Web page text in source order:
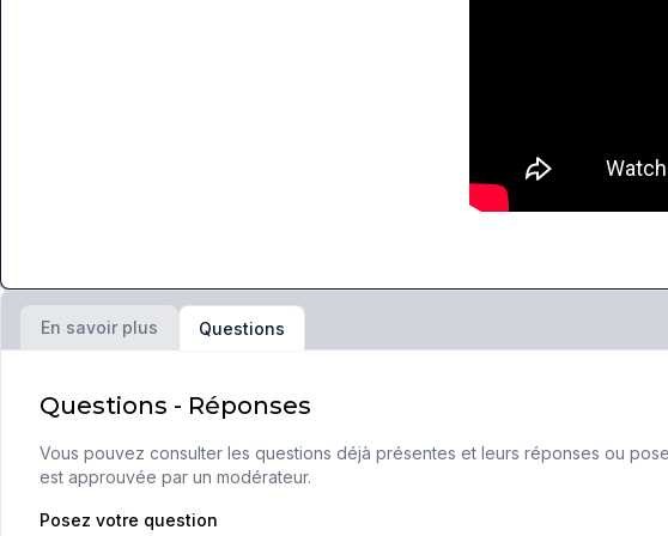
En savoir plus Questions
Questions - Réponses
Vous pouvez consulter les questions déjà présentes et leurs réponses ou
est approuvée par un modérateur.
Posez votre question